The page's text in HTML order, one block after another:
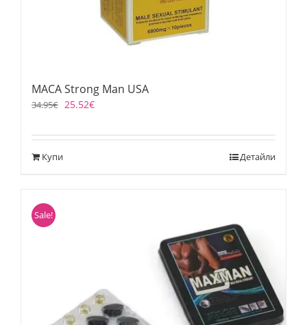
MACA Strong Man USA
34.95€ 25.52€
Купи Детайли
Sale!